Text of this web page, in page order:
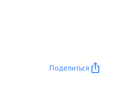
Особую храбрость
за Берлин. Лично
Поделиться